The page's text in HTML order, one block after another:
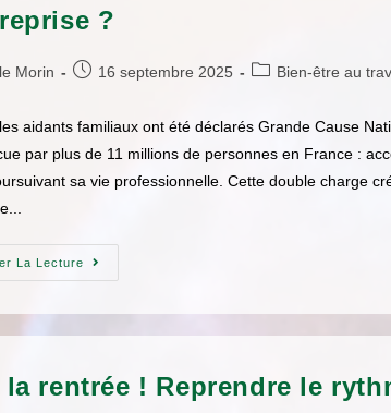
?
Morin 16 septembre 2025 Bien-être au
aidants familiaux ont été déclarés Grande Cause
par plus de 11 millions de personnes en France :
sa vie professionnelle. Cette double charge
La Lecture
la rentrée ! Reprendre le